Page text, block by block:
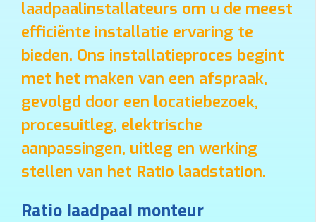
laadpaalinstallateurs om u de meest
efficiënte installatie ervaring te
bieden. Ons installatieproces begint
met het maken van een afspraak,
gevolgd door een locatiebezoek,
procesuitleg, elektrische
aanpassingen, uitleg en werking
stellen van het Ratio laadstation.
Ratio laadpaal monteur